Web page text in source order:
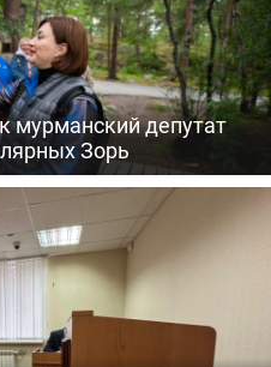
мурманский депутат
Зорь